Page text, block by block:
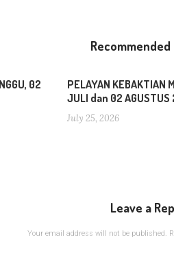
Recommended
02
PELAYAN KEBAKTIAN
JULI dan 02 AGUSTUS
July 25, 2026
Leave a
Your email address will not be published.